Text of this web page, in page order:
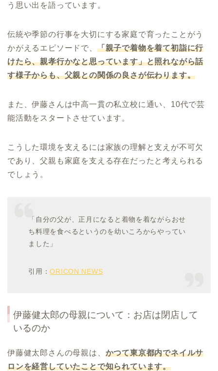
う思い出を語っています。
伝統や季節の行事を大切にする家庭で育ったことがう
かがえるエピソードで、 「親子で着物を着て初詣に行
けたら、親孝行かなと思っています」と照れながら話
す様子からも、父親との関係の良さが伝わります。
また、伊藤さんは中高一貫の私立校に通い、10代で芸
能活動をスタートさせています。
こうした環境を支えるには家族の理解と支えが不可欠
であり、父親も家庭を支える存在だったと考えられる
でしょう。
「自分の父が、正月になると着物を着ながらおせ
ち料理を食べるというのを幼いころからやってい
ました」
引用：ORICON NEWS
伊藤健太郎の母親について：お店は閉店して
いるのか
伊藤健太郎さんの母親は、 かつて東京都内でネイルサ
ロンを経営していたことで知られています。